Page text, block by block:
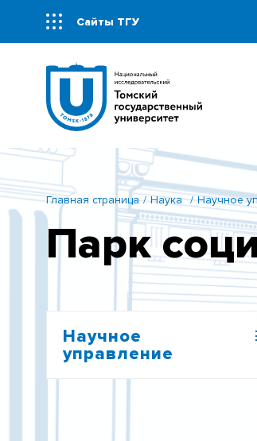
Сайты ТГУ
Главная страница Наука Научное
Парк
Научное
управление